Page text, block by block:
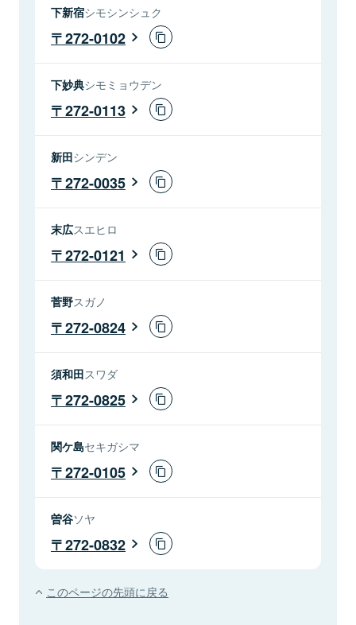
下新宿シモシンシュク
272-0102
下妙典シモミョウデン
272-0113
新田シンデン
272-0035
末広スエヒロ
272-0121
菅野スガノ
272-0824
須和田スワダ
272-0825
関ケ島セキガシマ
272-0105
曽谷ソヤ
272-0832
このページの先頭に戻る